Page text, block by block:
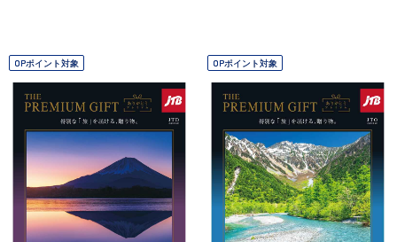
OPポイント対象 OPポイント対象